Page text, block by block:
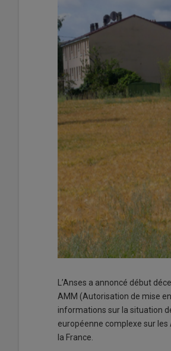
L’Anses a annoncé début
AMM (Autorisation de mise
informations sur la situation
européenne complexe sur
la France.